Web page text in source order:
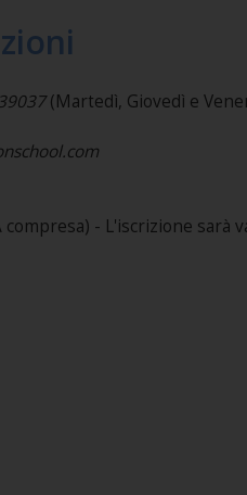
(Martedì, Giovedì e
compresa) - L'iscrizione sarà